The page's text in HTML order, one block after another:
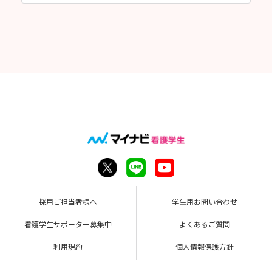
採用ご担当者様へ 学生用お問い合わせ
看護学生サポーター募集中 よくあるご質問
利用規約 個人情報保護方針